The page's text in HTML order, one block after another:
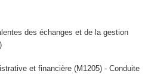
des échanges et de la gestion
et financière (M1205) - Conduite